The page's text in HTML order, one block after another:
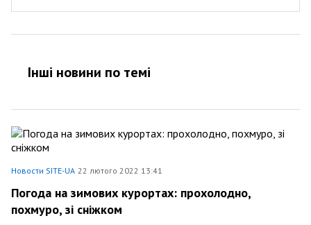
Інші новини по темi
Новости SITE-UA 22 лютого 2022 13:41
Погода на зимових курортах: прохолодно,
похмуро, зі сніжком